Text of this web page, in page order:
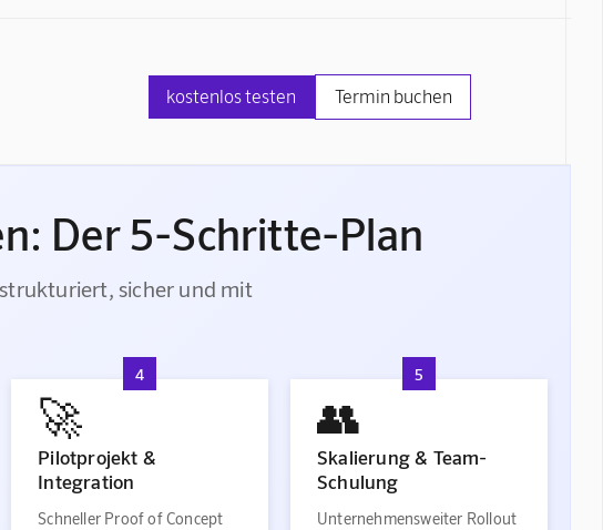
kostenlos testen Termin buchen
Der 5-Schritte-Plan
sicher und mit
4
🚀
Pilotprojekt &
Integration
Schneller Proof of Concept
5
👥
Skalierung & Team-
Schulung
Unternehmensweiter Rollout